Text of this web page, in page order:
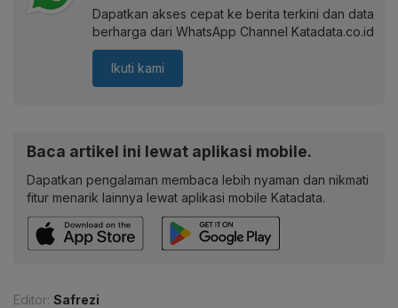
Dapatkan akses cepat ke berita terkini dan data
berharga dari WhatsApp Channel Katadata.co.id
Ikuti kami
Baca artikel ini lewat aplikasi mobile.
Dapatkan pengalaman membaca lebih nyaman dan nikmati
fitur menarik lainnya lewat aplikasi mobile Katadata.
Editor: Safrezi